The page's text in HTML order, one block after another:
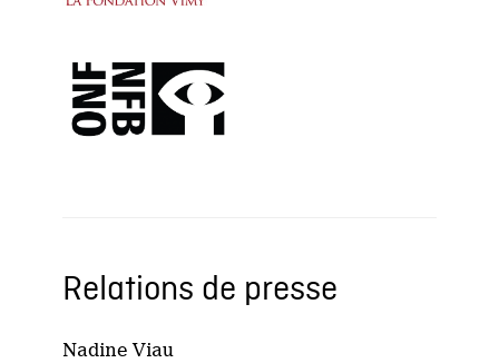
Relations de presse
Nadine Viau